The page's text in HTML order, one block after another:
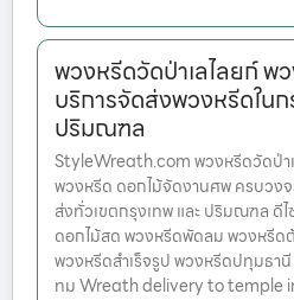
พวงหรีดวัดป่าเลไลยก์ พ
บริการจัดส่งพวงหรีดในก
ปริมณฑล
StyleWreath.com พวงหรีดวัดป่า
พวงหรีด ดอกไม้จัดงานศพ ครบวง
ส่งทั่วเขตกรุงเทพ และ ปริมณฑล ดี
ดอกไม้สด พวงหรีดพัดลม พวงหรีด
พวงหรีดสำเร็จรูป พวงหรีดปทุมธ
ทม Wreath delivery to temple